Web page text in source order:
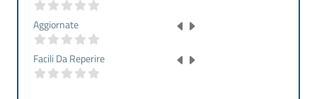
Aggiornate
Facili Da Reperire